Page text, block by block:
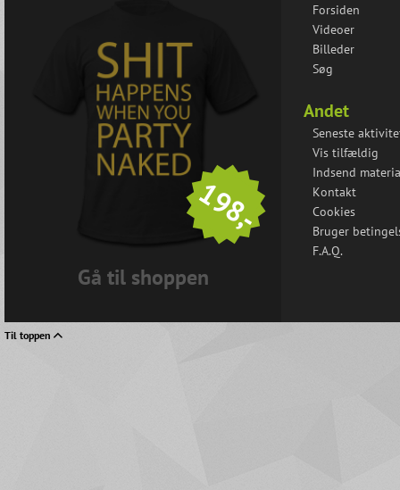
198,-
Gå til shoppen
Forsiden
Videoer
Billeder
Søg
Andet
Seneste
Vis tilfældig
Indsend
Kontakt
Cookies
Bruger
F.A.Q.
Til toppen